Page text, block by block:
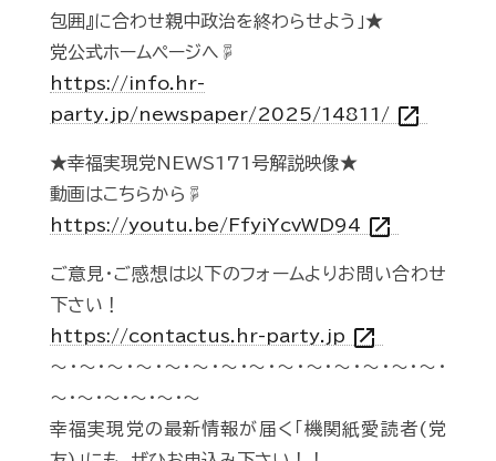
包囲』に合わせ親中政治を終わらせよう」★
党公式ホームページへ☟
https://info.hr-
party.jp/newspaper/2025/14811/ open_in_new
★幸福実現党NEWS171号解説映像★
動画はこちらから☟
https://youtu.be/FfyiYcvWD94 open_in_new
ご意見・ご感想は以下のフォームよりお問い合わせ
下さい！
https://contactus.hr-party.jp open_in_new
～・～・～・～・～・～・～・～・～・～・～・～・～・～・
～・～・～・～・～・～
幸福実現党の最新情報が届く「機関紙愛読者(党